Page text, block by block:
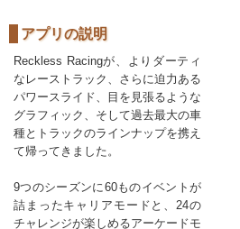
アプリの説明
Reckless Racingが、よりダーティ
なレーストラック、さらに迫力ある
パワースライド、目を見張るような
グラフィック、そして過去最大の車
種とトラックのラインナップを携え
て帰ってきました。
9つのシーズンに60ものイベントが
詰まったキャリアモードと、24の
チャレンジが楽しめるアーケードモ